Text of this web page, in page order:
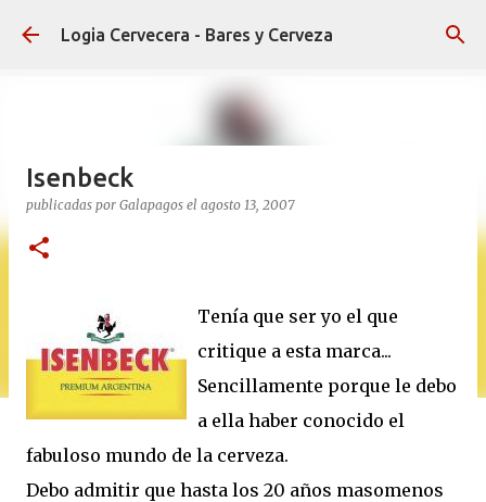
Ir al contenido principal
Logia Cervecera - Bares y Cerveza
Isenbeck
publicadas por Galapagos el agosto 13, 2007
Tenía que ser yo el que
critique a esta marca...
Sencillamente porque le debo
a ella haber conocido el
fabuloso mundo de la cerveza.
Debo admitir que hasta los 20 años masomenos